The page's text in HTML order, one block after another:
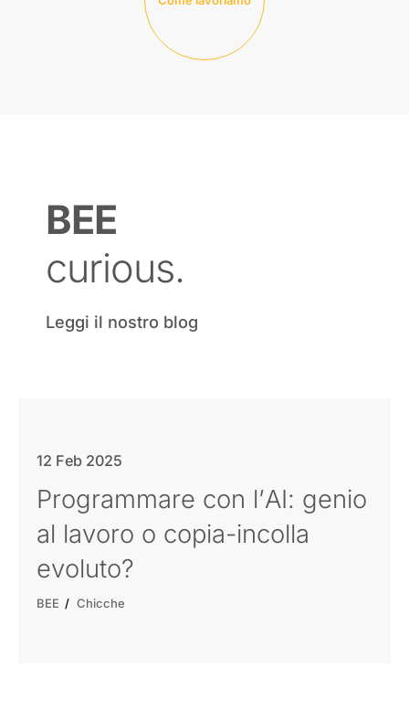
BEE
curious.
Leggi il nostro blog
12 Feb 2025
Programmare con l’AI: genio
al lavoro o copia-incolla
evoluto?
BEE Chicche